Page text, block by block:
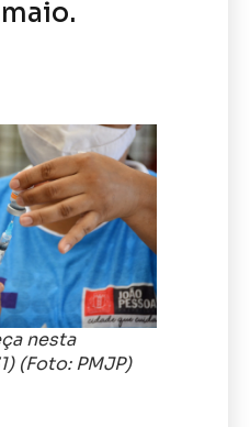
nesta
(Foto: PMJP)